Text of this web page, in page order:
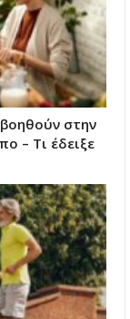
στην
– Τι έδειξε